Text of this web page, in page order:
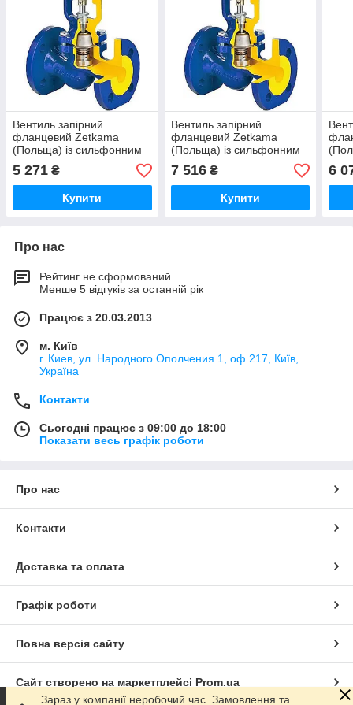
Вентиль запірний
фланцевий Zetkama
(Польща) із сильфонним
ущільненням тип 234А
DN32 PN16 (ДУ32 РУ16)
Зеткама
5 271 ₴
Купити
Вентиль запірний
фланцевий Zetkama
(Польща) із сильфонним
ущільненням тип 234С
DN20 PN25 (ДУ20 РУ25)
Зеткама
7 516₴
Купити
6
Про нас
Рейтинг не сформований
Менше 5 відгуків за останній рік
Працює з 20.03.2013
м. Київ
г. Киев, ул. Народного Ополчения 1, оф 217, Київ,
Україна
Контакти
Сьогодні працює з 09:00 до 18:00
Показати весь графік роботи
Про нас
Контакти
Доставка та оплата
Графік роботи
Повна версія сайту
Сайт створено на маркетплейсі Prom.ua
Зараз у компанії неробочий час. Замовлення та